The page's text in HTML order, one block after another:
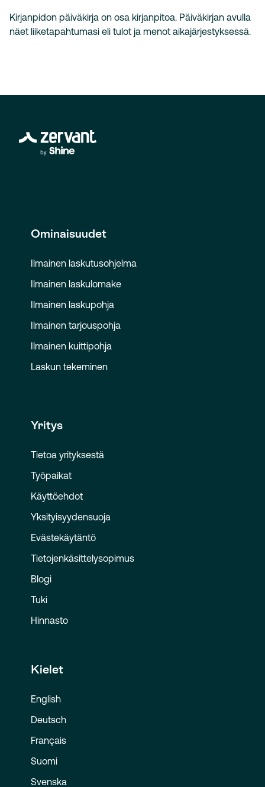
Kirjanpidon päiväkirja on osa kirjanpitoa. Päiväkirjan avulla
näet liiketapahtumasi eli tulot ja menot aikajärjestyksessä.
Ominaisuudet
Ilmainen laskutusohjelma
Ilmainen laskulomake
Ilmainen laskupohja
Ilmainen tarjouspohja
Ilmainen kuittipohja
Laskun tekeminen
Yritys
Tietoa yrityksestä
Työpaikat
Käyttöehdot
Yksityisyydensuoja
Evästekäytäntö
Tietojenkäsittelysopimus
Blogi
Tuki
Hinnasto
Kielet
English
Deutsch
Français
Suomi
Svenska